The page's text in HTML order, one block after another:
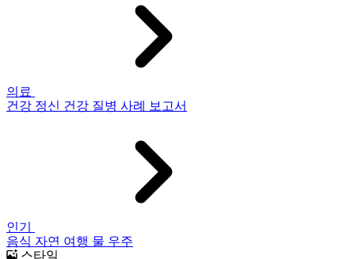
의료
건강 정신 건강 질병 사례 보고서
인기
음식 자연 여행 물 우주
스타일